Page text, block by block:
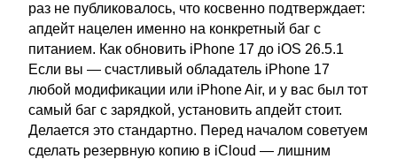
раз не публиковалось, что косвенно подтверждает:
апдейт нацелен именно на конкретный баг с
питанием. Как обновить iPhone 17 до iOS 26.5.1
Если вы — счастливый обладатель iPhone 17
любой модификации или iPhone Air, и у вас был тот
самый баг с зарядкой, установить апдейт стоит.
Делается это стандартно. Перед началом советуем
сделать резервную копию в iCloud — лишним